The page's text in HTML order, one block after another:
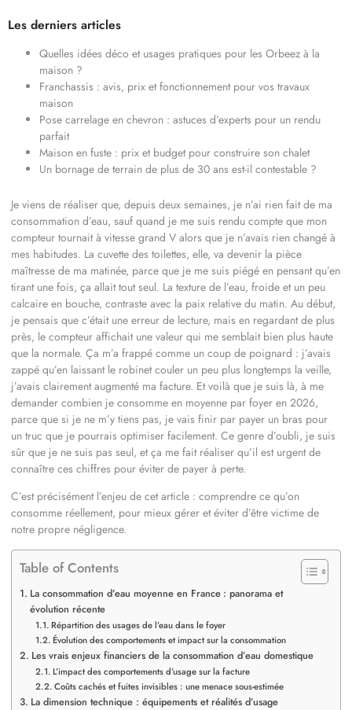
Je viens de réaliser que, depuis deux semaines, je n’ai rien fait de ma
consommation d’eau, sauf quand je me suis rendu compte que mon
compteur tournait à vitesse grand V alors que je n’avais rien changé à
mes habitudes. La cuvette des toilettes, elle, va devenir la pièce
maîtresse de ma matinée, parce que je me suis piégé en pensant qu’en
tirant une fois, ça allait tout seul. La texture de l’eau, froide et un peu
calcaire en bouche, contraste avec la paix relative du matin. Au début,
je pensais que c’était une erreur de lecture, mais en regardant de plus
près, le compteur affichait une valeur qui me semblait bien plus haute
que la normale. Ça m’a frappé comme un coup de poignard : j’avais
zappé qu’en laissant le robinet couler un peu plus longtemps la veille,
j’avais clairement augmenté ma facture. Et voilà que je suis là, à me
demander combien je consomme en moyenne par foyer en 2026,
parce que si je ne m’y tiens pas, je vais finir par payer un bras pour
un truc que je pourrais optimiser facilement. Ce genre d’oubli, je suis
sûr que je ne suis pas seul, et ça me fait réaliser qu’il est urgent de
connaître ces chiffres pour éviter de payer à perte.
C’est précisément l’enjeu de cet article : comprendre ce qu’on
consomme réellement, pour mieux gérer et éviter d’être victime de
notre propre négligence.
Table of Contents
La consommation d’eau moyenne en France : panorama et
évolution récente
Répartition des usages de l’eau dans le foyer
Évolution des comportements et impact sur la consommation
Les vrais enjeux financiers de la consommation d’eau domestique
L’impact des comportements d’usage sur la facture
Coûts cachés et fuites invisibles : une menace sous-estimée
La dimension technique : équipements et réalités d’usage
Les derniers articles
Quelles idées déco et usages pratiques pour les Orbeez à la
maison ?
Franchassis : avis, prix et fonctionnement pour vos travaux
maison
Pose carrelage en chevron : astuces d’experts pour un rendu
parfait
Maison en fuste : prix et budget pour construire son chalet
Un bornage de terrain de plus de 30 ans est-il contestable ?